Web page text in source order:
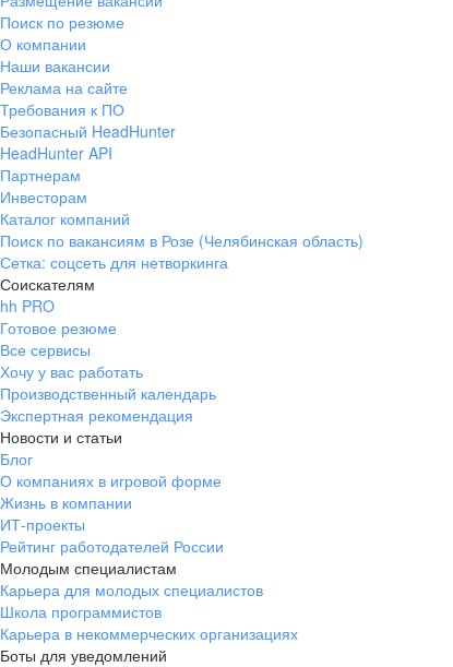
Поиск по резюме
О компании
Наши вакансии
Реклама на сайте
Требования к ПО
Безопасный HeadHunter
HeadHunter API
Партнерам
Инвесторам
Каталог компаний
Поиск по вакансиям в Розе (Челябинская область)
Сетка: соцсеть для нетворкинга
Соискателям
hh PRO
Готовое резюме
Все сервисы
Хочу у вас работать
Производственный календарь
Экспертная рекомендация
Новости и статьи
Блог
О компаниях в игровой форме
Жизнь в компании
ИТ-проекты
Рейтинг работодателей России
Молодым специалистам
Карьера для молодых специалистов
Школа программистов
Карьера в некоммерческих организациях
Боты для уведомлений